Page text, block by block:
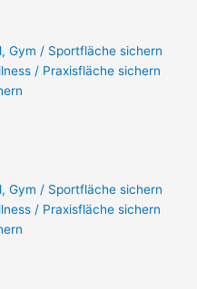
Gym / Sportfläche sichern
/ Praxisfläche sichern
Gym / Sportfläche sichern
/ Praxisfläche sichern